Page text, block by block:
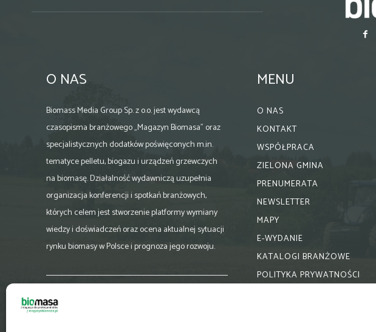
O NAS
Biomass Media Group Sp. z o.o. jest wydawcą
czasopisma branżowego „Magazyn Biomasa” oraz
specjalistycznych dodatków poświęconych m.in.
tematyce pelletu, biogazu i urządzeń grzewczych
na biomasę. Działalność wydawniczą uzupełnia
organizacja konferencji i spotkań branżowych,
których celem jest stworzenie platformy wymiany
wiedzy i doświadczeń oraz ocena aktualnej sytuacji
rynku biomasy w Polsce i prognoza jego rozwoju.
biuro@magazynbiomasa.pl
MENU
O NAS
KONTAKT
WSPÓŁPRACA
ZIELONA GMINA
PRENUMERATA
NEWSLETTER
MAPY
E-WYDANIE
KATALOGI BRANŻOWE
POLITYKA PRYWATNOŚCI